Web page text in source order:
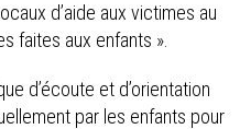
d’aide aux victimes au
faites aux enfants ».
d’écoute et d’orientation
par les enfants pour